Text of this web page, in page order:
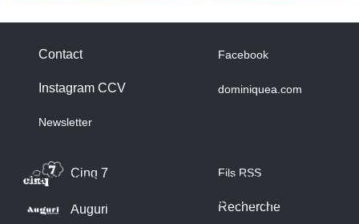
Contact
Instagram CCV
Newsletter
Facebook
dominiquea.com
Cinq 7
Auguri
Fils RSS
Recherche
aident à améliorer ce site et l’expérience utilisateur (cookies
traceurs). Vous pouvez décider vous-même si vous autorisez